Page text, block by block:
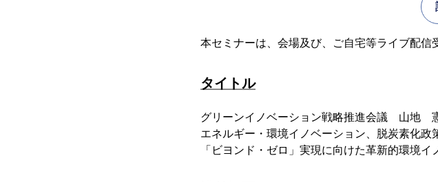
本セミナーは、会場及び、ご自宅等ライブ配信
タイトル
グリーンイノベーション戦略推進会議 山
エネルギー・環境イノベーション、脱炭素化政
「ビヨンド・ゼロ」実現に向けた革新的環境